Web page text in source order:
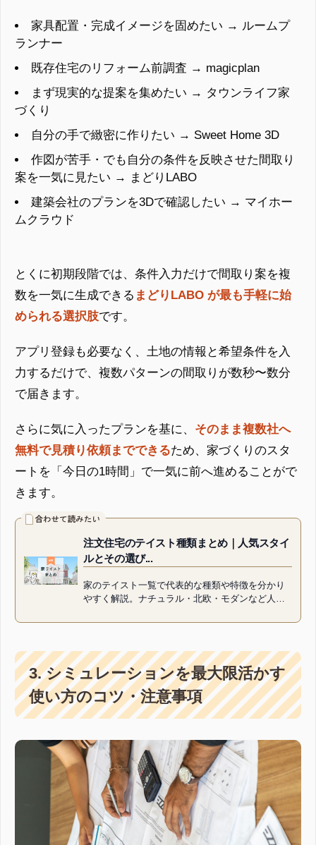
家具配置・完成イメージを固めたい → ルームプ
ランナー
既存住宅のリフォーム前調査 → magicplan
まず現実的な提案を集めたい → タウンライフ家
づくり
自分の手で緻密に作りたい → Sweet Home 3D
作図が苦手・でも自分の条件を反映させた間取り
案を一気に見たい → まどりLABO
建築会社のプランを3Dで確認したい → マイホー
ムクラウド
とくに初期段階では、条件入力だけで間取り案を複
数を一気に生成できる まどりLABO が最も手軽に始
められる選択肢です。
アプリ登録も必要なく、土地の情報と希望条件を入
力するだけで、複数パターンの間取りが数秒〜数分
で届きます。
さらに気に入ったプランを基に、 そのまま複数社へ
無料で見積り依頼までできるため、家づくりのスタ
ートを「今日の1時間」で一気に前へ進めることがで
きます。
注文住宅のテイスト種類まとめ｜人気スタイ
ルとその選び...
家のテイスト一覧で代表的な種類や特徴を分かり
やすく解説。ナチュラル・北欧・モダンなど人気
ャパンディといった注目スタイ...
3. シミュレーションを最大限活かす
使い方のコツ・注意事項